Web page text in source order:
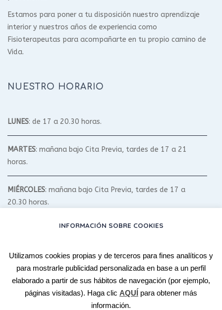
Estamos para poner a tu disposición nuestro aprendizaje
interior y nuestros años de experiencia como
Fisioterapeutas para acompañarte en tu propio camino de
Vida.
NUESTRO HORARIO
LUNES: de 17 a 20.30 horas.
MARTES: mañana bajo Cita Previa, tardes de 17 a 21
horas.
MIÉRCOLES: mañana bajo Cita Previa, tardes de 17 a
20.30 horas.
: mañana bajo Cita Previa, tardes de 17 a 20.30
VIERNES: bajo Cita Previa.
SÁBADO Y DOMINGO: según Talleres y Cursos.
INFORMACIÓN SOBRE COOKIES
Utilizamos cookies propias y de terceros para fines analíticos y
para mostrarle publicidad personalizada en base a un perfil
elaborado a partir de sus hábitos de navegación (por ejemplo,
páginas visitadas). Haga clic AQUÍ para obtener más
información.